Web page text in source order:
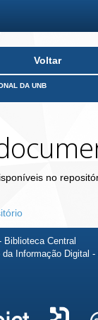
Voltar
DA UNB
no
Biblioteca Central
Informação Digital -